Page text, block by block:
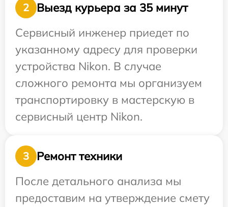
2
Выезд курьера за 35 минут
Сервисный инженер приедет по
указанному адресу для проверки
устройства Nikon. В случае
сложного ремонта мы организуем
транспортировку в мастерскую в
сервисный центр Nikon.
3
Ремонт техники
После детального анализа мы
предоставим на утверждение смету